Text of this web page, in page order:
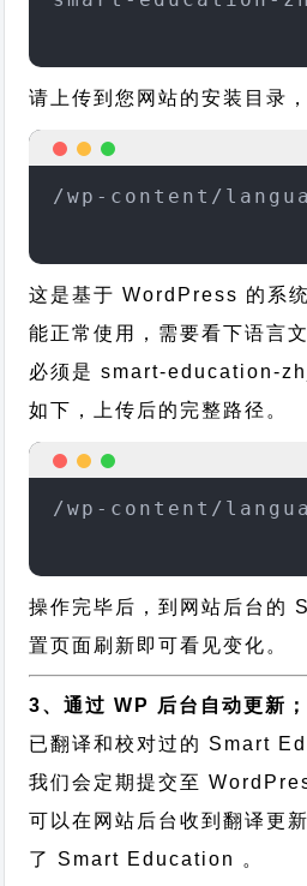
请上传到您网站的安装目录
/wp-content/
这是基于 WordPress 的系
能正常使用，需要看下语言
必须是 smart-education-
如下，上传后的完整路径。
/wp-content/
操作完毕后，到网站后台的
置页面刷新即可看见变化。
3、通过 WP 后台自动更新；
已翻译和校对过的 Smart
我们会定期提交至
可以在网站后台收到翻译更
了 Smart Education 。